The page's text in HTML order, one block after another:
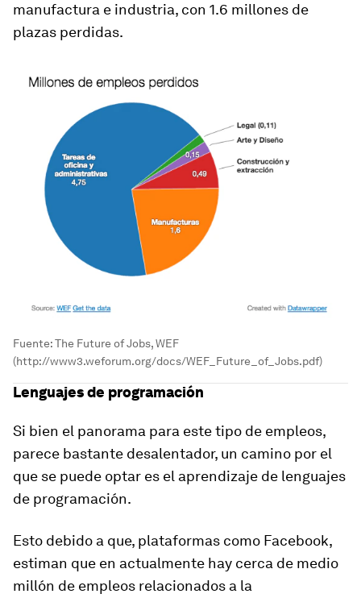
manufactura e industria, con 1.6 millones de
plazas perdidas.
Fuente: The Future of Jobs, WEF
(http://www3.weforum.org/docs/WEF_Future_of_Jobs.pdf)
Lenguajes de programación
Si bien el panorama para este tipo de empleos,
parece bastante desalentador, un camino por el
que se puede optar es el aprendizaje de lenguajes
de programación.
Esto debido a que, plataformas como Facebook,
estiman que en actualmente hay cerca de medio
millón de empleos relacionados a la